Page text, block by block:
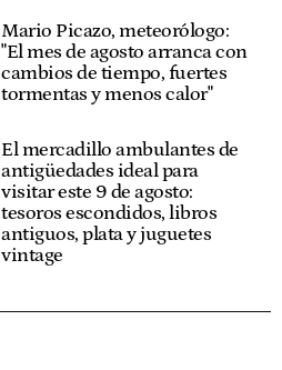
Mario Picazo, meteorólogo:
"El mes de agosto arranca con
cambios de tiempo, fuertes
tormentas y menos calor"
El mercadillo ambulantes de
antigüedades ideal para
visitar este 9 de agosto:
tesoros escondidos, libros
antiguos, plata y juguetes
vintage